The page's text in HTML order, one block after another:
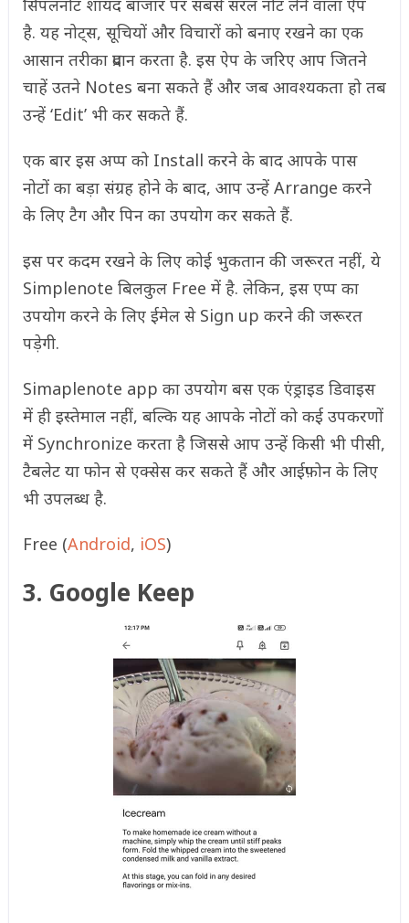
सिंपलनोट शायद बाजार पर सबसे सरल नोट लेने वाला ऐप
है. यह नोट्स, सूचियों और विचारों को बनाए रखने का एक
आसान तरीका प्रदान करता है. इस ऐप के जरिए आप जितने
चाहें उतने Notes बना सकते हैं और जब आवश्यकता हो तब
उन्हें ‘Edit’ भी कर सकते हैं.
एक बार इस अप्प को Install करने के बाद आपके पास
नोटों का बड़ा संग्रह होने के बाद, आप उन्हें Arrange करने
के लिए टैग और पिन का उपयोग कर सकते हैं.
इस पर कदम रखने के लिए कोई भुकतान की जरूरत नहीं, ये
Simplenote बिलकुल Free में है. लेकिन, इस एप्प का
उपयोग करने के लिए ईमेल से Sign up करने की जरूरत
पड़ेगी.
Simaplenote app का उपयोग बस एक एंड्राइड डिवाइस
में ही इस्तेमाल नहीं, बल्कि यह आपके नोटों को कई उपकरणों
में Synchronize करता है जिससे आप उन्हें किसी भी पीसी,
टैबलेट या फोन से एक्सेस कर सकते हैं और आईफ़ोन के लिए
भी उपलब्ध है.
Free (Android, iOS)
3. Google Keep